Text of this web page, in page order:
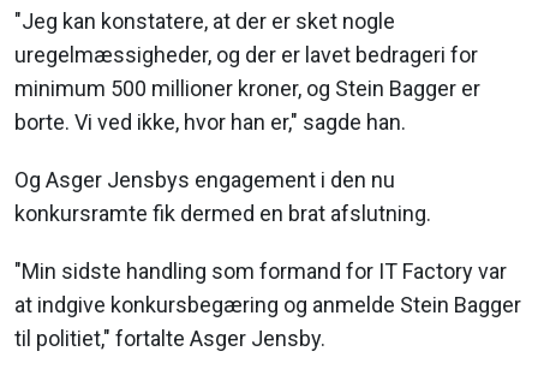
"Jeg kan konstatere, at der er sket nogle
uregelmæssigheder, og der er lavet bedrageri for
minimum 500 millioner kroner, og Stein Bagger er
borte. Vi ved ikke, hvor han er," sagde han.
Og Asger Jensbys engagement i den nu
konkursramte fik dermed en brat afslutning.
"Min sidste handling som formand for IT Factory var
at indgive konkursbegæring og anmelde Stein Bagger
til politiet," fortalte Asger Jensby.